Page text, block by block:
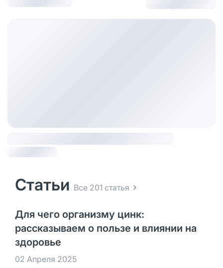
Статьи Все 201 статья
Для чего организму цинк:
рассказываем о пользе и влиянии на
здоровье
02 Апреля 2025